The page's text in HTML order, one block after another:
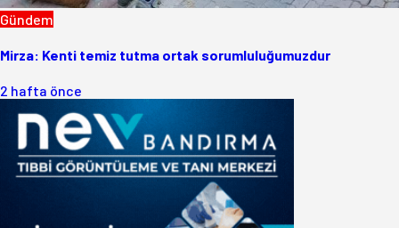
Gündem
Mirza: Kenti temiz tutma ortak sorumluluğumuzdur
2 hafta önce